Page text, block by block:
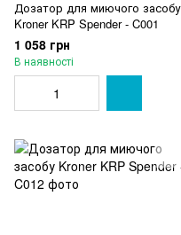
Дозатор для миючого засобу
Kroner KRP Spender - C001
1 058 грн
В наявності